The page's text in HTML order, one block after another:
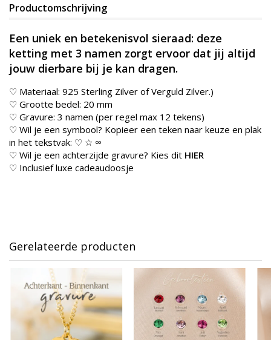
Productomschrijving
Een uniek en betekenisvol sieraad: deze
ketting met 3 namen zorgt ervoor dat jij altijd
jouw dierbare bij je kan dragen.
♡ Materiaal: 925 Sterling Zilver of Verguld Zilver.)
♡ Grootte bedel: 20 mm
♡ Gravure: 3 namen (per regel max 12 tekens)
♡ Wil je een symbool? Kopieer een teken naar keuze en plak
in het tekstvak: ♡ ☆ ∞
♡ Wil je een achterzijde gravure? Kies dit HIER
♡ Inclusief luxe cadeaudoosje
Gerelateerde producten